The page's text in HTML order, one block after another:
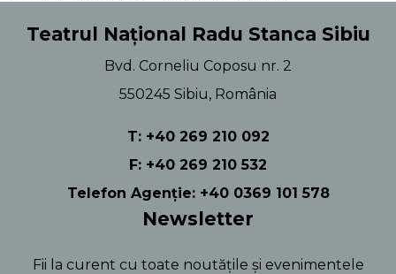
Teatrul Național Radu Stanca Sibiu
Bvd. Corneliu Coposu nr. 2
550245 Sibiu, România
T: +40 269 210 092
F: +40 269 210 532
Telefon Agenție: +40 0369 101 578
Newsletter
Fii la curent cu toate noutățile și evenimentele